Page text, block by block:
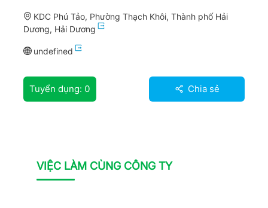
KDC Phú Tảo, Phường Thạch Khôi, Thành phố Hải
Dương, Hải Dương
undefined
Tuyển dụng: 0 Chia sẻ
VIỆC LÀM CÙNG CÔNG TY